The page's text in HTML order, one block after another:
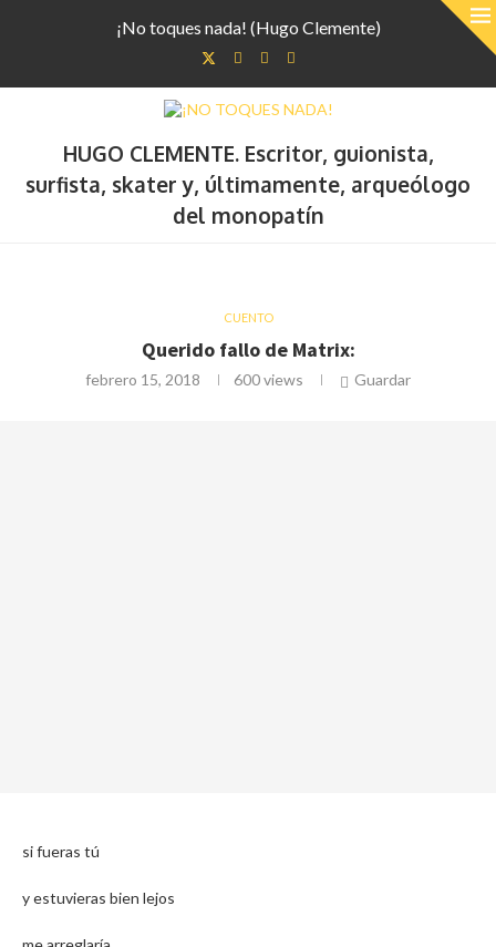
¡No toques nada! (Hugo Clemente)
HUGO CLEMENTE. Escritor, guionista,
surfista, skater y, últimamente, arqueólogo
del monopatín
CUENTO
Querido fallo de Matrix:
febrero 15, 2018 600views Guardar
si fueras tú
y estuvieras bien lejos